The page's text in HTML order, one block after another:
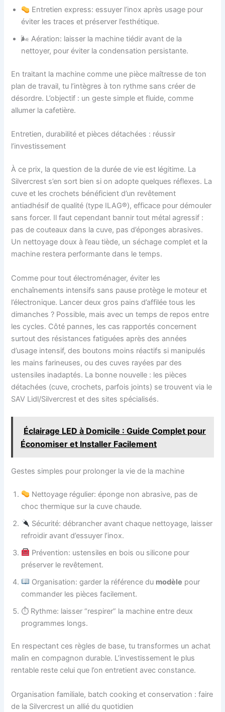
Entretien express: essuyer l’inox après usage pour
éviter les traces et préserver l’esthétique.
🌬 Aération: laisser la machine tiédir avant de la
nettoyer, pour éviter la condensation persistante.
En traitant la machine comme une pièce maîtresse de ton
plan de travail, tu l’intègres à ton rythme sans créer de
désordre. L’objectif : un geste simple et fluide, comme
allumer la cafetière.
Entretien, durabilité et pièces détachées : réussir
l’investissement
À ce prix, la question de la durée de vie est légitime. La
Silvercrest s’en sort bien si on adopte quelques réflexes. La
cuve et les crochets bénéficient d’un revêtement
antiadhésif de qualité (type ILAG®), efficace pour démouler
sans forcer. Il faut cependant bannir tout métal agressif :
pas de couteaux dans la cuve, pas d’éponges abrasives.
Un nettoyage doux à l’eau tiède, un séchage complet et la
machine restera performante dans le temps.
Comme pour tout électroménager, éviter les
enchaînements intensifs sans pause protège le moteur et
l’électronique. Lancer deux gros pains d’affilée tous les
dimanches ? Possible, mais avec un temps de repos entre
les cycles. Côté pannes, les cas rapportés concernent
surtout des résistances fatiguées après des années
d’usage intensif, des boutons moins réactifs si manipulés
les mains farineuses, ou des cuves rayées par des
ustensiles inadaptés. La bonne nouvelle : les pièces
détachées (cuve, crochets, parfois joints) se trouvent via le
SAV Lidl/Silvercrest et des sites spécialisés.
Éclairage LED à Domicile : Guide Complet pour
Économiser et Installer Facilement
Gestes simples pour prolonger la vie de la machine
Nettoyage régulier: éponge non abrasive, pas de
choc thermique sur la cuve chaude.
Sécurité: débrancher avant chaque nettoyage, laisser
refroidir avant d’essuyer l’inox.
Prévention: ustensiles en bois ou silicone pour
préserver le revêtement.
Organisation: garder la référence du modèle pour
commander les pièces facilement.
⏱ Rythme: laisser “respirer” la machine entre deux
programmes longs.
En respectant ces règles de base, tu transformes un achat
malin en compagnon durable. L’investissement le plus
rentable reste celui que l’on entretient avec constance.
Organisation familiale, batch cooking et conservation : faire
de la Silvercrest un allié du quotidien